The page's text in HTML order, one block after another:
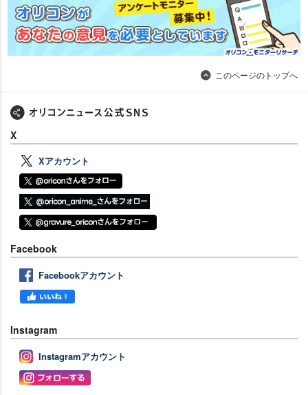
このページのトップへ
X
Xアカウント
Facebook
Facebookアカウント
Instagram
Instagramアカウント